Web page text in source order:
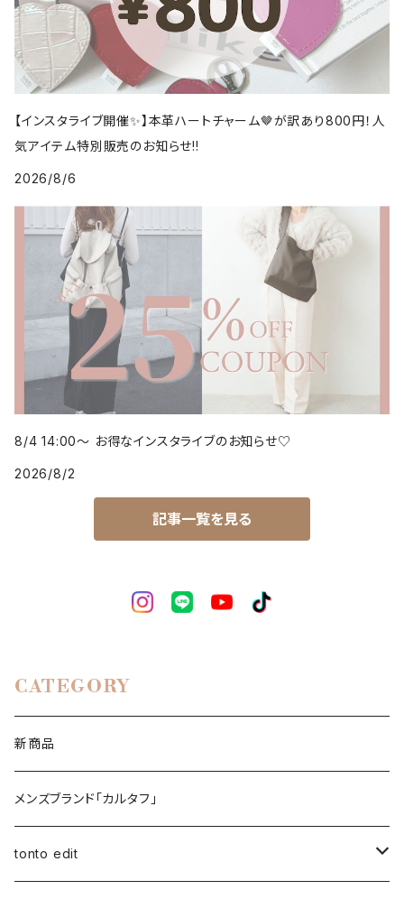
【インスタライブ開催✨】本革ハートチャーム🤎が訳あり800円！人
気アイテム特別販売のお知らせ!!
2026/8/6
8/4 14:00～ お得なインスタライブのお知らせ♡
2026/8/2
記事一覧を見る
CATEGORY
新商品
メンズブランド「カルタフ」
tonto edit